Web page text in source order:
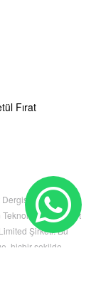
Fırat
Limited
İnternet
Şirketi. Bu
hiçbir şekilde